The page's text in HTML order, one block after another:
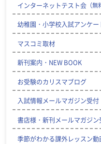
インターネットテスト会 （無
幼稚園・小学校入試アンケー
マスコミ取材
新刊案内・NEW BOOK
お受験のカリスマブログ
入試情報メールマガジン受付
書店様・新刊メールマガジン
季節がわかる課外レッスン動